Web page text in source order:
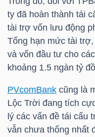
ty đã hoàn thành tái
tài trợ vốn lưu động
Tổng hạn mức tài
và vốn đầu tư cho
khoảng 1.5 ngàn tỷ
PVcomBank cũng là
Lộc Trời đang tích
lý các vấn đề tái cấu
vẫn chưa thống nhất
PHIẾU
ĐẦU
TƯ